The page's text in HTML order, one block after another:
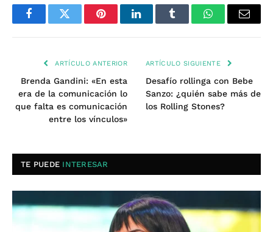
FacebookTwitter PinterestLinkedInTumblr WhatsAppEmail
ARTÍCULO ANTERIOR
Brenda Gandini: «En esta
era de la comunicación lo
que falta es comunicación
entre los vínculos»
ARTÍCULO SIGUIENTE
Desafío rollinga con Bebe
Sanzo: ¿quién sabe más de
los Rolling Stones?
TE PUEDE INTERESAR